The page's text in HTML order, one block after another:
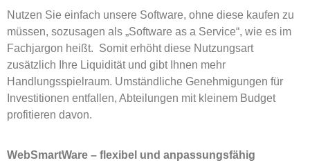
Nutzen Sie einfach unsere Software, ohne diese kaufen zu
müssen, sozusagen als „Software as a Service“, wie es im
Fachjargon heißt. Somit erhöht diese Nutzungsart
zusätzlich Ihre Liquidität und gibt Ihnen mehr
Handlungsspielraum. Umständliche Genehmigungen für
Investitionen entfallen, Abteilungen mit kleinem Budget
profitieren davon.
WebSmartWare – flexibel und anpassungsfähig